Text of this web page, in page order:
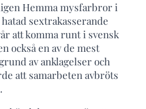
Hemma mysfarbror i
sextrakasserande
att komma runt i svensk
också en av de mest
av anklagelser och
att samarbeten avbröts